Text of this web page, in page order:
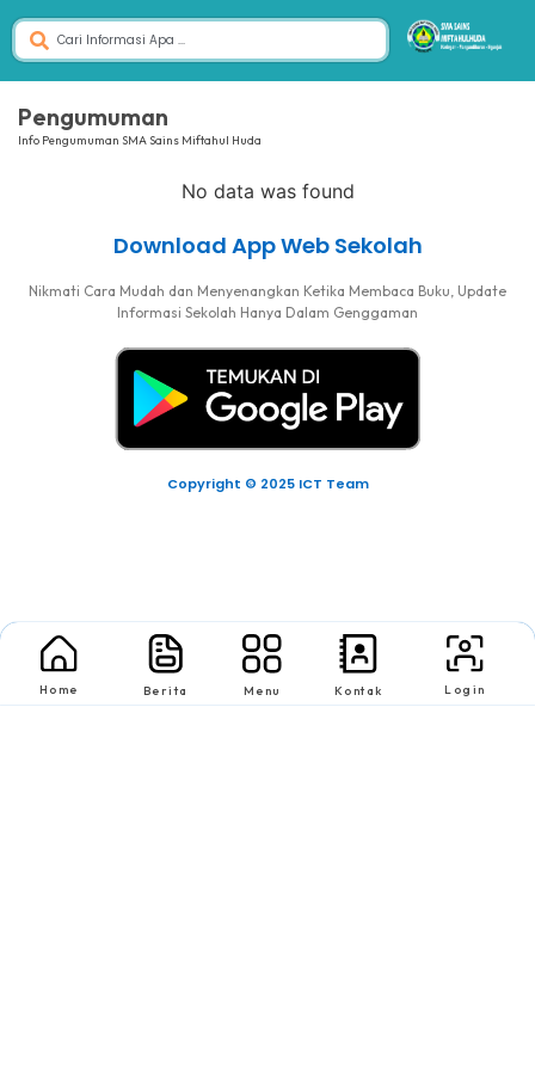
Pengumuman
Info Pengumuman SMA Sains Miftahul Huda
No data was found
Download App Web Sekolah
Nikmati Cara Mudah dan Menyenangkan Ketika Membaca Buku, Update
Informasi Sekolah Hanya Dalam Genggaman
Copyright © 2025 ICT Team
Home Berita Menu Kontak Login